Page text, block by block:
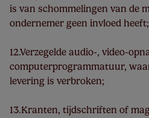
is van schommelingen van de
ondernemer geen invloed heeft;
12.Verzegelde audio-, video-
computerprogrammatuur,
levering is verbroken;
13.Kranten, tijdschriften of